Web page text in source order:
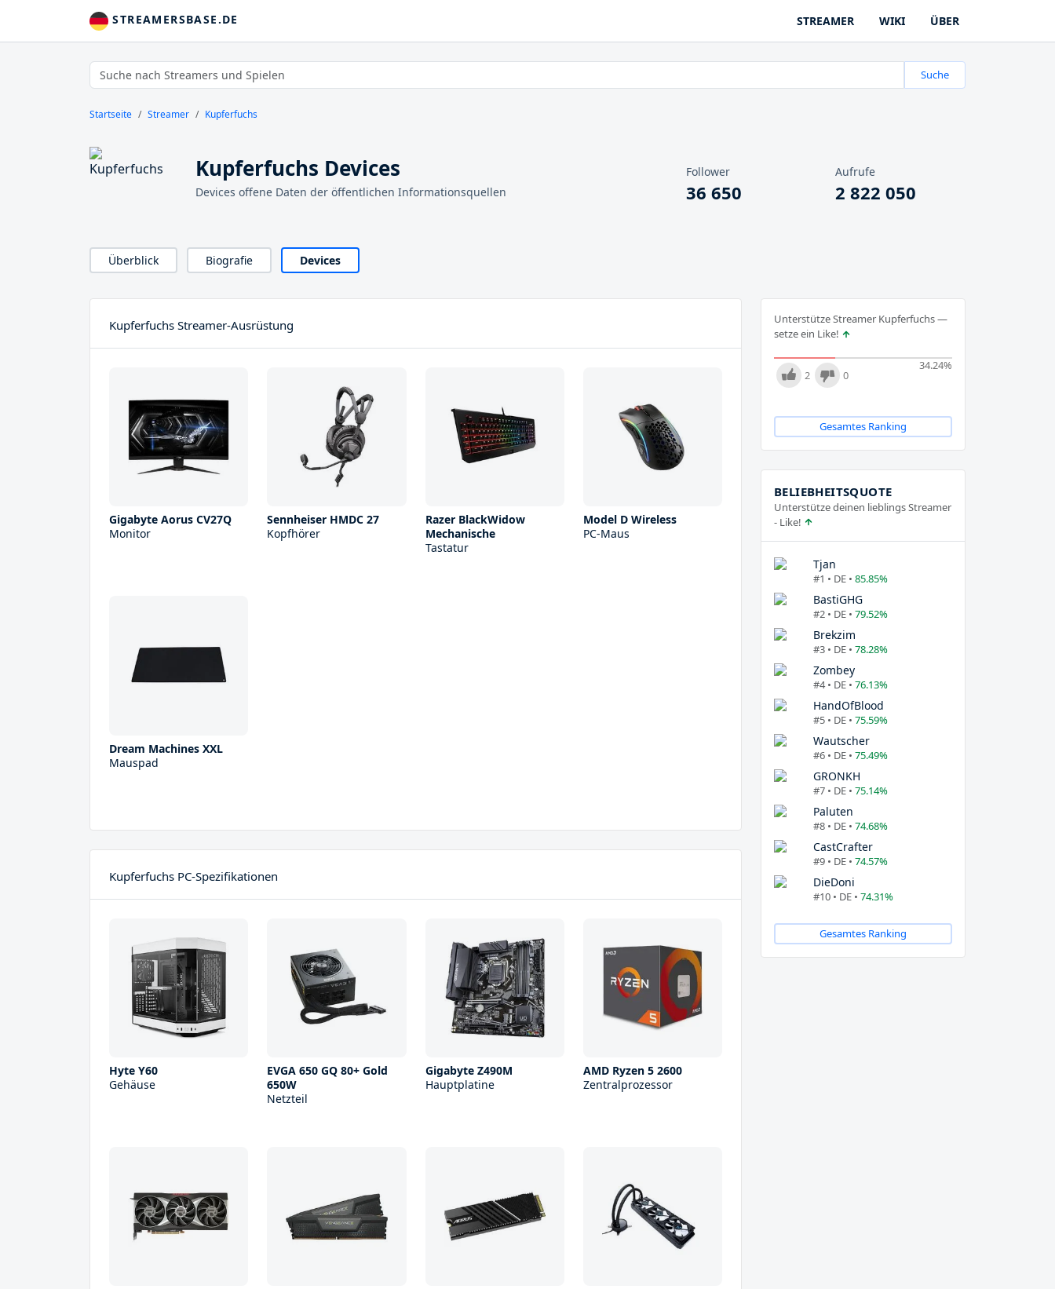
STREAMERSBASE.DE STREAMER WIKI ÜBER
Suche
Startseite Streamer Kupferfuchs
Kupferfuchs Devices
Devices offene Daten der öffentlichen Informationsquellen
Follower
36 650
Aufrufe
2 822 050
Überblick Biografie Devices
Kupferfuchs Streamer-Ausrüstung
Gigabyte Aorus CV27Q
Monitor
Sennheiser HMDC 27
Kopfhörer
Razer BlackWidow
Mechanische
Tastatur
Model D Wireless
PC-Maus
Dream Machines XXL
Mauspad
Kupferfuchs PC-Spezifikationen
Hyte Y60
Gehäuse
EVGA 650 GQ 80+ Gold
650W
Netzteil
Gigabyte Z490M
Hauptplatine
AMD Ryzen 5 2600
Zentralprozessor
Unterstütze Streamer Kupferfuchs —
setze ein Like!
34.24%
2 0
Gesamtes Ranking
BELIEBHEITSQUOTE
Unterstütze deinen lieblings Streamer
- Like!
Tjan
#1 • DE • 85.85%
BastiGHG
#2 • DE • 79.52%
Brekzim
#3 • DE • 78.28%
Zombey
#4 • DE • 76.13%
HandOfBlood
#5 • DE • 75.59%
Wautscher
#6 • DE • 75.49%
GRONKH
#7 • DE • 75.14%
Paluten
#8 • DE • 74.68%
CastCrafter
#9 • DE • 74.57%
DieDoni
#10 • DE • 74.31%
Gesamtes Ranking